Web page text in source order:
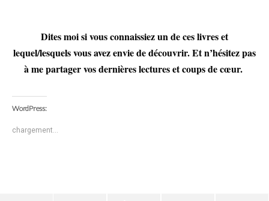
Dites moi si vous connaissiez un de ces livres et
lequel/lesquels vous avez envie de découvrir. Et n’hésitez pas
à me partager vos dernières lectures et coups de cœur.
WordPress:
chargement…